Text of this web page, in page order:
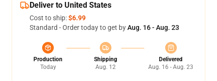
Deliver to United States
Cost to ship:$6.99
Standard - Order today to get byAug. 16 - Aug. 23
Production
Today
Shipping
Aug. 12
Delivered
Aug. 16 - Aug. 23